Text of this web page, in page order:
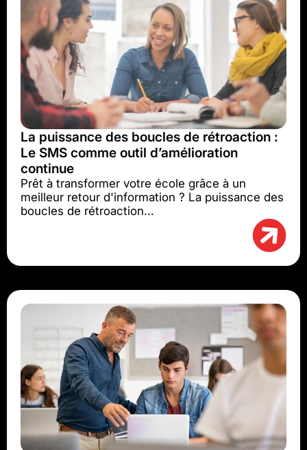
La puissance des boucles de rétroaction :
Le SMS comme outil d’amélioration
continue
Prêt à transformer votre école grâce à un
meilleur retour d'information ? La puissance des
boucles de rétroaction...